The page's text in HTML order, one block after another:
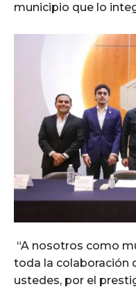
municipio que lo
“A nosotros como
toda la colaboración
ustedes, por el